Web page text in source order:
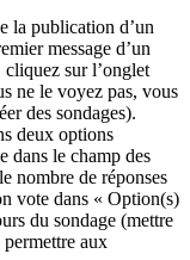
la publication d’un
message d’un
cliquez sur l’onglet
ne le voyez pas, vous
des sondages).
deux options
dans le champ des
nombre de réponses
vote dans « Option(s)
du sondage (mettre
aux